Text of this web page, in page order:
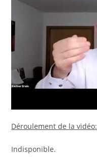
Déroulement de la vidéo:
Indisponible.